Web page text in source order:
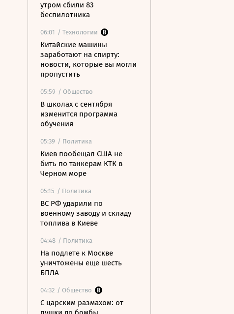
утром сбили 83
беспилотника
06:01 / Технологии
Китайские машины
заработают на спирту:
новости, которые вы могли
пропустить
05:59 / Общество
В школах с сентября
изменится программа
обучения
05:39 / Политика
Киев пообещал США не
бить по танкерам КТК в
Черном море
05:15 / Политика
ВС РФ ударили по
военному заводу и складу
топлива в Киеве
04:48 / Политика
На подлете к Москве
уничтожены еще шесть
БПЛА
04:32 / Общество
С царским размахом: от